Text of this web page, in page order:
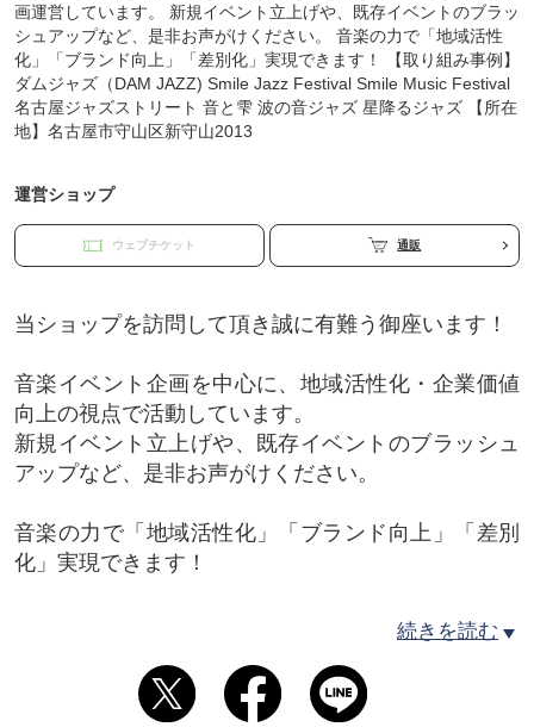
画運営しています。 新規イベント立上げや、既存イベントのブラッ
シュアップなど、是非お声がけください。 音楽の力で「地域活性
化」「ブランド向上」「差別化」実現できます！ 【取り組み事例】
ダムジャズ（DAM JAZZ) Smile Jazz Festival Smile Music Festival
名古屋ジャズストリート 音と雫 波の音ジャズ 星降るジャズ 【所在
地】名古屋市守山区新守山2013
運営ショップ
ウェブチケット 通販
当ショップを訪問して頂き誠に有難う御座います！
音楽イベント企画を中心に、地域活性化・企業価値
向上の視点で活動しています。
新規イベント立上げや、既存イベントのブラッシュ
アップなど、是非お声がけください。
音楽の力で「地域活性化」「ブランド向上」「差別
化」実現できます！
Smile Jazz Festival
Smile Music Festival
続きを読む